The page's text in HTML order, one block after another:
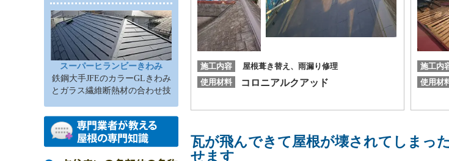
スーパーヒランビーきわみ
鉄鋼大手JFEのカラーGLきわみ
とガラス繊維断熱材の合わせ技
施工内容
屋根葺き替え、雨漏り修理
使用材料
コロニアルクアッド
施工内
使用材
瓦が飛んできて屋根が壊されてしまっ
せます